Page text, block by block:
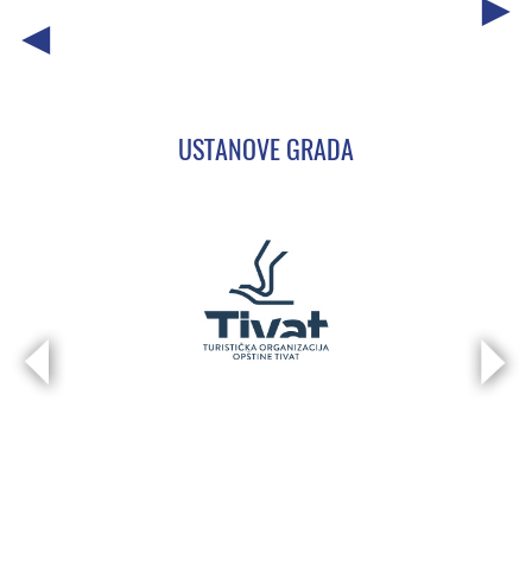
USTANOVE GRADA